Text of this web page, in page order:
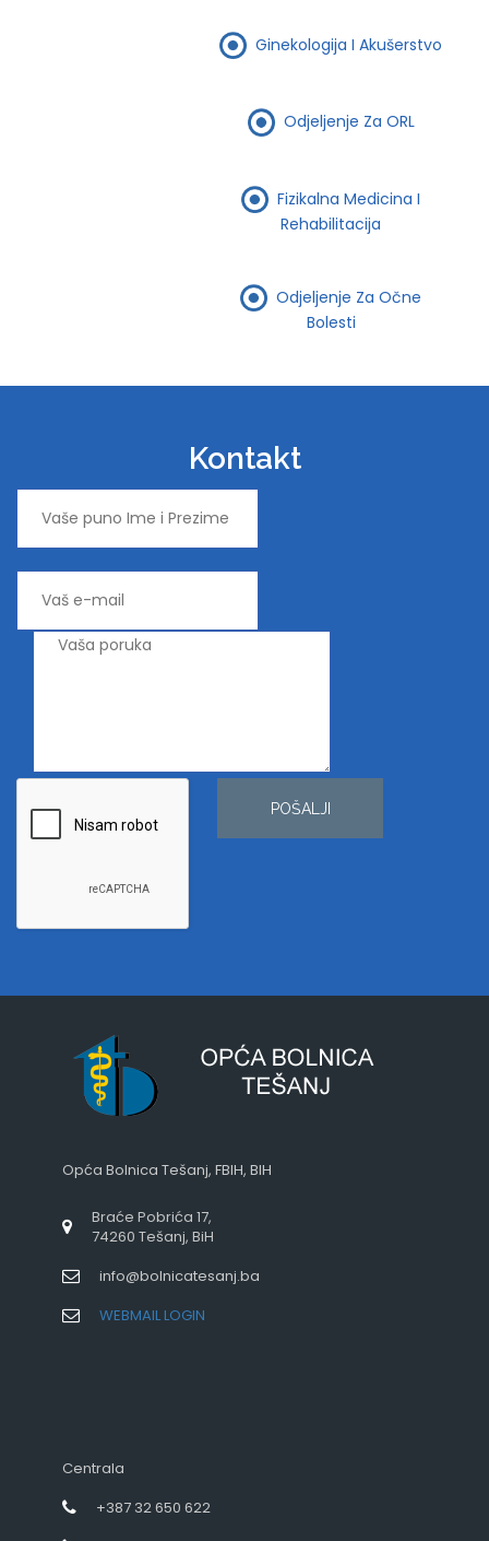
Ginekologija I Akušerstvo
Odjeljenje Za ORL
Fizikalna Medicina I
Rehabilitacija
Odjeljenje Za Očne
Bolesti
Kontakt
POŠALJI
Opća Bolnica Tešanj, FBIH, BIH
Braće Pobrića 17,
74260 Tešanj, BiH
info@bolnicatesanj.ba
WEBMAIL LOGIN
Centrala
+387 32 650 622